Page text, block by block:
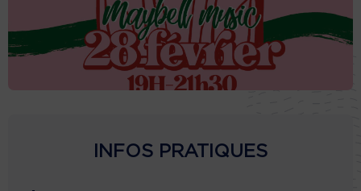
INFOS PRATIQUES